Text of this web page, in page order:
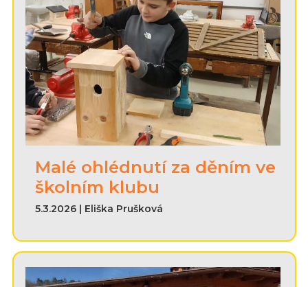
Malé ohlédnutí za děním ve
školním klubu
5.3.2026 | Eliška Prušková